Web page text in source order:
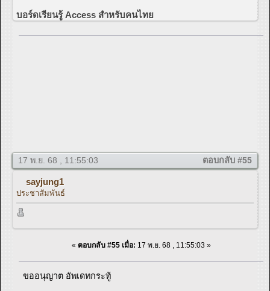
บอร์ดเรียนรู้ Access สำหรับคนไทย
17 พ.ย. 68 , 11:55:03 ตอบกลับ #55
sayjung1
ประชาสัมพันธ์
« ตอบกลับ #55 เมื่อ: 17 พ.ย. 68 , 11:55:03 »
ขออนุญาต อัพเดทกระทู้